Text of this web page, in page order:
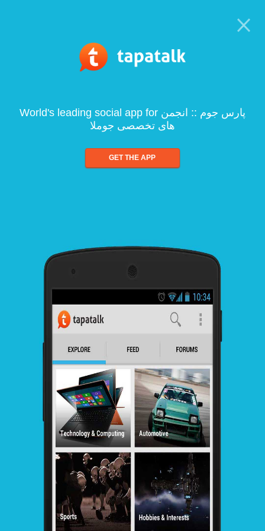
World's leading social app for پارس جوم :: انجمن
های تخصصی جوملا
GET THE APP